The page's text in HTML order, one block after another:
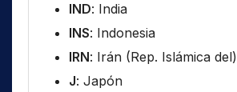
IND: India
INS: Indonesia
IRN: Irán (Rep. Islámica del)
J: Japón